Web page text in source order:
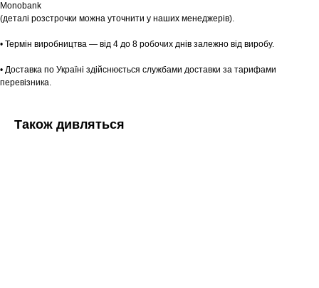
Monobank
(деталі розстрочки можна уточнити у наших менеджерів).
• Термін виробництва — від 4 до 8 робочих днів залежно від виробу.
• Доставка по Україні здійснюється службами доставки за тарифами
перевізника.
Також дивляться